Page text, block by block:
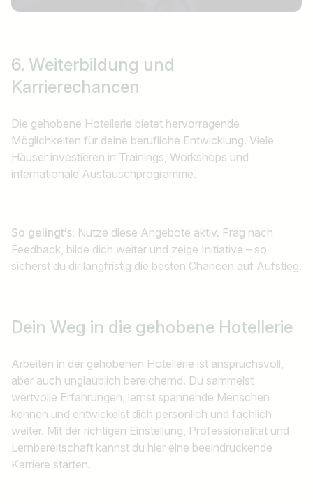
6. Weiterbildung und
Karrierechancen
Die gehobene Hotellerie bietet hervorragende
Möglichkeiten für deine berufliche Entwicklung. Viele
Häuser investieren in Trainings, Workshops und
internationale Austauschprogramme.
So gelingt‘s: Nutze diese Angebote aktiv. Frag nach
Feedback, bilde dich weiter und zeige Initiative – so
sicherst du dir langfristig die besten Chancen auf Aufstieg.
Dein Weg in die gehobene Hotellerie
Arbeiten in der gehobenen Hotellerie ist anspruchsvoll,
aber auch unglaublich bereichernd. Du sammelst
wertvolle Erfahrungen, lernst spannende Menschen
kennen und entwickelst dich persönlich und fachlich
weiter. Mit der richtigen Einstellung, Professionalität und
Lernbereitschaft kannst du hier eine beeindruckende
Karriere starten.